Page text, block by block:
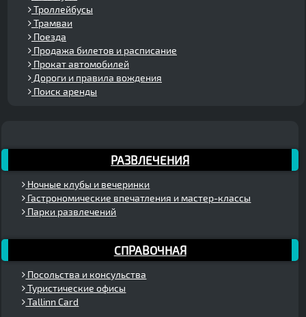
Троллейбусы
Трамваи
Поезда
Продажа билетов и расписание
Прокат автомобилей
Дороги и правила вождения
Поиск аренды
РАЗВЛЕЧЕНИЯ
Ночные клубы и вечеринки
Гастрономические впечатления и мастер-классы
Парки развлечений
СПРАВОЧНАЯ
Посольства и консульства
Туристические офисы
Tallinn Card